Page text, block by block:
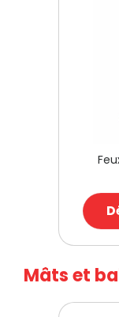
Mâts et